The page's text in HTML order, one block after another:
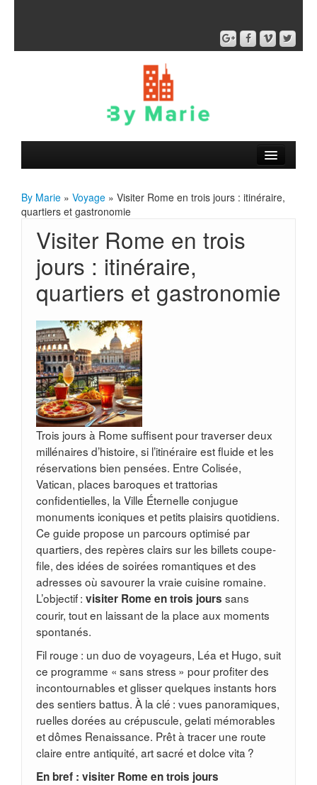
By Marie » Voyage » Visiter Rome en trois jours : itinéraire,
quartiers et gastronomie
Visiter Rome en trois
jours : itinéraire,
quartiers et gastronomie
Trois jours à Rome suffisent pour traverser deux
millénaires d’histoire, si l’itinéraire est fluide et les
réservations bien pensées. Entre Colisée,
Vatican, places baroques et trattorias
confidentielles, la Ville Éternelle conjugue
monuments iconiques et petits plaisirs quotidiens.
Ce guide propose un parcours optimisé par
quartiers, des repères clairs sur les billets coupe-
file, des idées de soirées romantiques et des
adresses où savourer la vraie cuisine romaine.
L’objectif : visiter Rome en trois jours sans
courir, tout en laissant de la place aux moments
spontanés.
Fil rouge : un duo de voyageurs, Léa et Hugo, suit
ce programme « sans stress » pour profiter des
incontournables et glisser quelques instants hors
des sentiers battus. À la clé : vues panoramiques,
ruelles dorées au crépuscule, gelati mémorables
et dômes Renaissance. Prêt à tracer une route
claire entre antiquité, art sacré et dolce vita ?
En bref : visiter Rome en trois jours